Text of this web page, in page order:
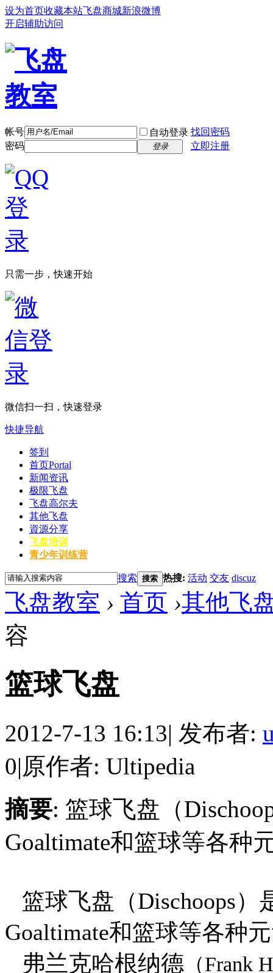
设为首页收藏本站飞盘商城新浪微博
开启辅助访问
帐号 自动登录 找回密码
密码
登录 立即注册
只需一步，快速开始
微信扫一扫，快速登录
快捷导航
签到
首页Portal
新闻资讯
极限飞盘
飞盘高尔夫
其他飞盘
資源分享
飞盘培训
青少年训练营
搜索 搜索 热搜: 活动 交友 discuz
飞盘教室 › 首页 ›其他飞
容
篮球飞盘
2012-7-13 16:13| 发布者:
0|原作者: Ultipedia
摘要: 篮球飞盘（
Goaltimate和篮球等各种
篮球飞盘（Dischoops）
Goaltimate和篮球等各种
弗兰克哈根纳德 （Frank